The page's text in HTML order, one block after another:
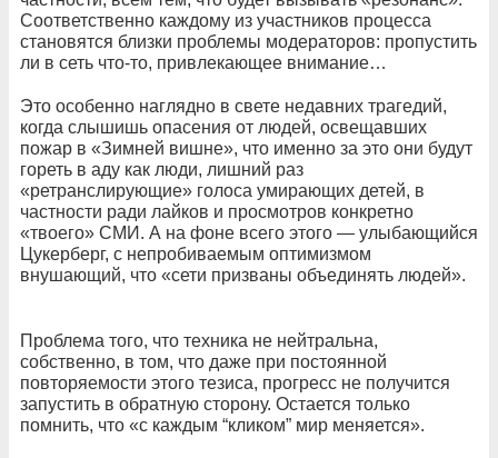
Соответственно каждому из участников процесса
становятся близки проблемы модераторов: пропустить
ли в сеть что-то, привлекающее внимание…
Это особенно наглядно в свете недавних трагедий,
когда слышишь опасения от людей, освещавших
пожар в «Зимней вишне», что именно за это они будут
гореть в аду как люди, лишний раз
«ретранслирующие» голоса умирающих детей, в
частности ради лайков и просмотров конкретно
«твоего» СМИ. А на фоне всего этого — улыбающийся
Цукерберг, с непробиваемым оптимизмом
внушающий, что «сети призваны объединять людей».
Проблема того, что техника не нейтральна,
собственно, в том, что даже при постоянной
повторяемости этого тезиса, прогресс не получится
запустить в обратную сторону. Остается только
помнить, что «с каждым “кликом” мир меняется».